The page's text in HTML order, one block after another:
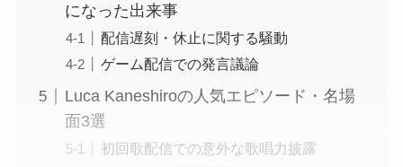
になった出来事
配信遅刻・休止に関する騒動
ゲーム配信での発言議論
Luca Kaneshiroの人気エピソード・名場
面3選
初回歌配信での意外な歌唱力披露